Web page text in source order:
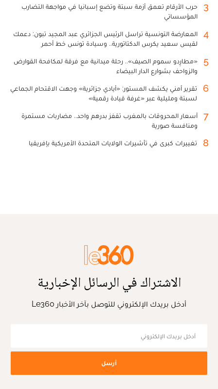
3
حرب الأرقام تعمق أزمة سبتة وتضع إسبانيا في مواجهة التضارب
المؤسساتي
4
المعارضة التونسية تراسل الرئيس الجزائري عبد المجيد تبون: دعمك
لقيس سعيد يكرس الدكتاتورية.. وسيادة تونس خط أحمر
5
«مطارِدو سموم الصيف».. رحلة ميدانية مع فرقة لمكافحة القوارض
والزواحف بشوارع الدار البيضاء
6
تقرير أمني يكشف المستور: «أيادي جزائرية» وجهت الاقتحام الجماعي
لسبتة ومليلية عبر «غرفة قيادة رقمية»
7
أسعار المحروقات بالمغرب تقفز بدرهم واحد.. مضاربات مستمرة
ومنافسة صورية
8 تغييرات كبرى في تأشيرات الولايات المتحدة الأمريكية بإفريقيا
الاشتراك في الرسائل الإخبارية
أدخل بريدك الإلكتروني للتوصل بآخر الأخبار Le360
أرسل